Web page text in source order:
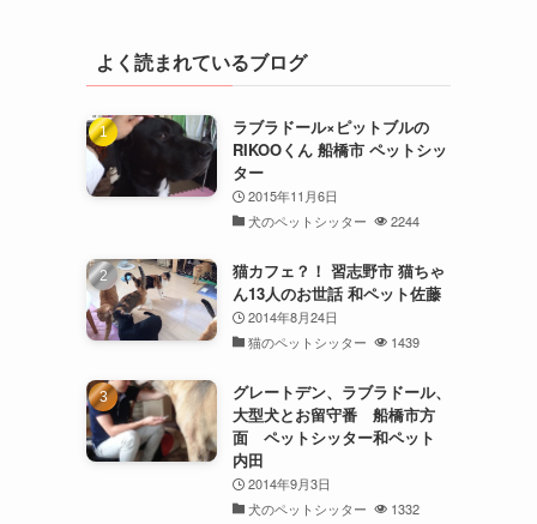
よく読まれているブログ
ラブラドール×ピットブルの
RIKOOくん 船橋市 ペットシッ
ター
2015年11月6日
犬のペットシッター
2244
猫カフェ？！ 習志野市 猫ちゃ
ん13人のお世話 和ペット佐藤
2014年8月24日
猫のペットシッター
1439
グレートデン、ラブラドール、
大型犬とお留守番 船橋市方
面 ペットシッター和ペット
内田
2014年9月3日
犬のペットシッター
1332